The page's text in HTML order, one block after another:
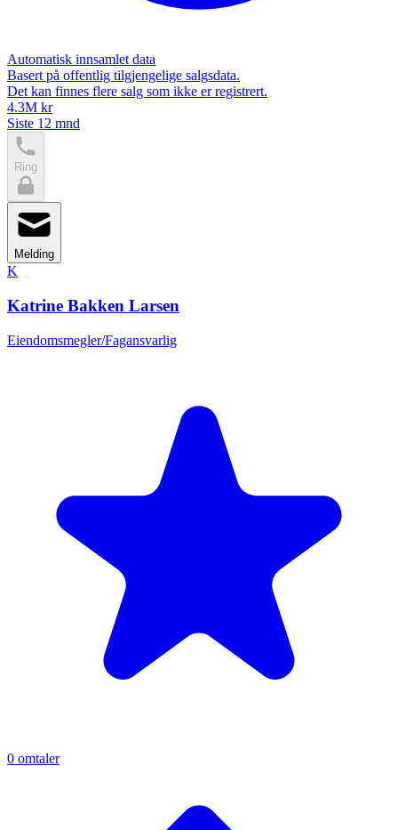
Automatisk innsamlet data
Basert på offentlig tilgjengelige salgsdata.
Det kan finnes flere salg som ikke er registrert.
4.3M kr
Siste 12 mnd
Ring
Melding
K
Katrine Bakken Larsen
Eiendomsmegler/Fagansvarlig
0 omtaler